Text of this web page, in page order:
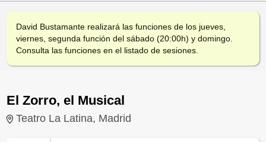
David Bustamante realizará las funciones de los jueves,
viernes, segunda función del sábado (20:00h) y domingo.
Consulta las funciones en el listado de sesiones.
El Zorro, el Musical
Teatro La Latina, Madrid